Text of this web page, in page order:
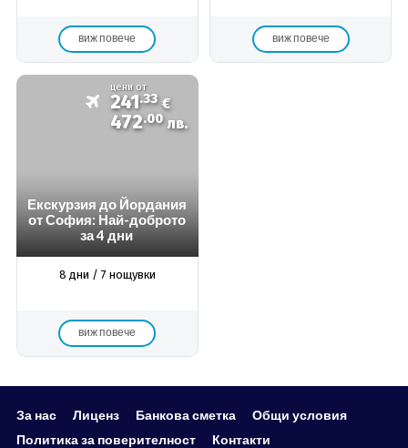
виж повече виж повече
цени от
241.33 €
472.00 лв.
Екскурзия до Йордания
от София: Най-доброто
за 4 дни
8 дни / 7 нощувки
виж повече
За нас Лиценз Банкова сметка
Общи условия
Политика за поверителност
Контакти